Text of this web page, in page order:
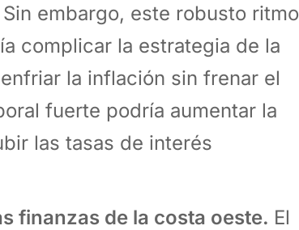
embargo, este robusto ritmo
complicar la estrategia de la
la inflación sin frenar el
fuerte podría aumentar la
las tasas de interés
finanzas de la costa oeste. El